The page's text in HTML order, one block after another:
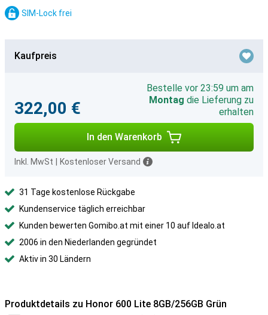
SIM-Lock frei
Kaufpreis
322,00 €
Bestelle vor 23:59 um am
Montag die Lieferung zu
erhalten
In den Warenkorb
Inkl. MwSt Kostenloser Versand
31 Tage kostenlose Rückgabe
Kundenservice täglich erreichbar
Kunden bewerten Gomibo.at mit einer 10 auf Idealo.at
2006 in den Niederlanden gegründet
Aktiv in 30 Ländern
Produktdetails zu Honor 600 Lite 8GB/256GB Grün